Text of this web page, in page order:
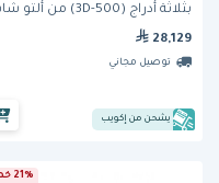
بثلاثة أدراج (500-3D) من ألتو شام
28,129
توصيل مجاني
يشحن من إكويب
21% خصم